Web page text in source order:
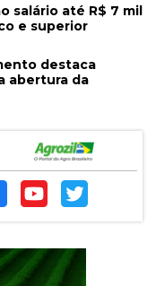
salário até R$ 7 mil
e superior
destaca
abertura da